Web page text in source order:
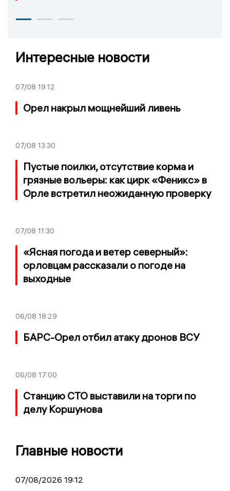
Интересные новости
07/08 19:12
Орел накрыл мощнейший ливень
07/08 13:30
Пустые поилки, отсутствие корма и
грязные вольеры: как цирк «Феникс» в
Орле встретил неожиданную проверку
07/08 11:30
«Ясная погода и ветер северный»:
орловцам рассказали о погоде на
выходные
06/08 18:29
БАРС-Орел отбил атаку дронов ВСУ
06/08 17:00
Станцию СТО выставили на торги по
делу Коршунова
Главные новости
07/08/2026 19:12